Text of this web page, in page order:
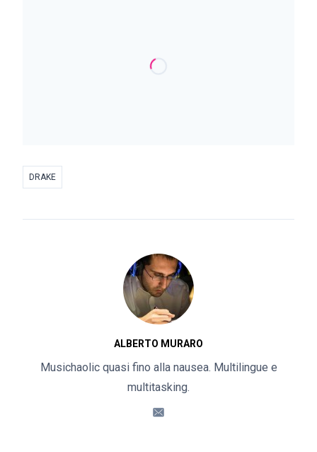
DRAKE
ALBERTO MURARO
Musichaolic quasi fino alla nausea. Multilingue e
multitasking.